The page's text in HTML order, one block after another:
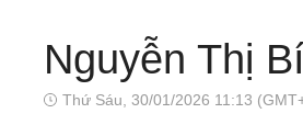
Nguyễn Thị
Thứ Sáu, 30/01/2026 11:13